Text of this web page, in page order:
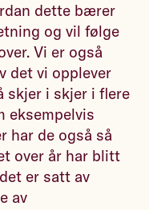
dette bærer
og vil følge
Vi er også
det vi opplever
skjer i skjer i flere
eksempelvis
har de også så
over år har blitt
er satt av
av